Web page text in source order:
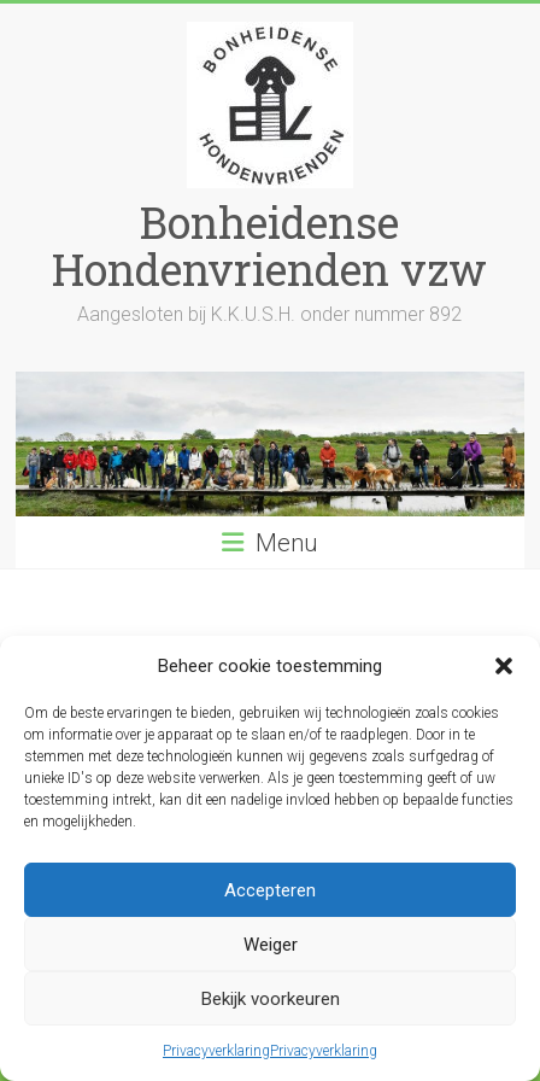
Beheer cookie toestemming
Om de beste ervaringen te bieden, gebruiken wij technologieën zoals cookies
om informatie over je apparaat op te slaan en/of te raadplegen. Door in te
stemmen met deze technologieën kunnen wij gegevens zoals surfgedrag of
unieke ID's op deze website verwerken. Als je geen toestemming geeft of uw
toestemming intrekt, kan dit een nadelige invloed hebben op bepaalde functies
en mogelijkheden.
Accepteren
Weiger
Bekijk voorkeuren
PrivacyverklaringPrivacyverklaring
Bonheidense
Hondenvrienden vzw
Aangesloten bij K.K.U.S.H. onder nummer 892
Menu
Gehoorzaamheidsles C-klas
(2 aug 2026 11:30 - 12:15)
Zoek je een andere les/event? Klik danhiervoor een
maandkalender.
Je kan inschrijven van26 jul 2026 11:30tot 1 aug 2026
21:00.